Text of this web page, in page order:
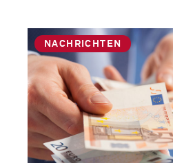
NACHRICHTEN